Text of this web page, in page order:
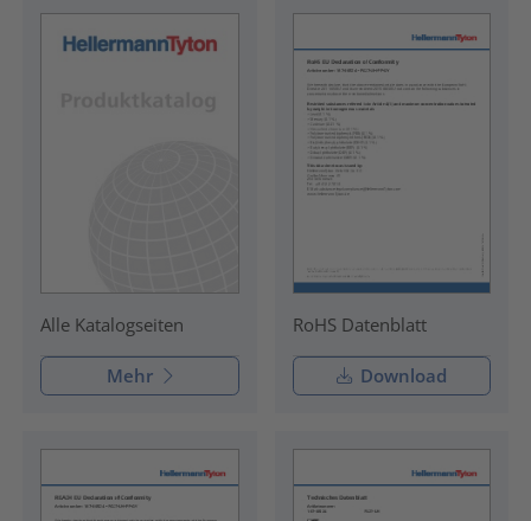
Alle Katalogseiten
Mehr
RoHS Datenblatt
Download